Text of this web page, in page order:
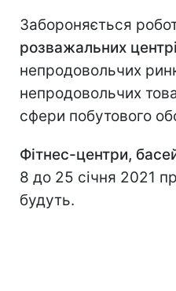
Забороняється
розважальних
непродовольчих
непродовольчих
сфери побутового
Фітнес-центри,
8 до 25 січня 2021
будуть.